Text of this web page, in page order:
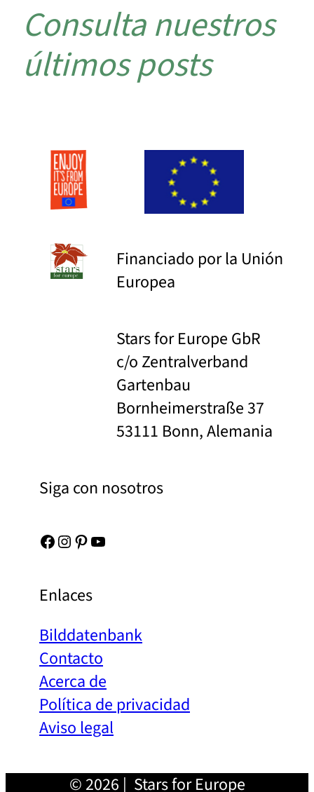
Consulta nuestros
últimos posts
Financiado por la Unión
Europea
Stars for Europe GbR
c/o Zentralverband
Gartenbau
Bornheimerstraße 37
53111 Bonn, Alemania
Siga con nosotros
Facebook Instagram Pinterest YouTube
Enlaces
Bilddatenbank
Contacto
Acerca de
Política de privacidad
Aviso legal
© 2026 | Stars for Europe